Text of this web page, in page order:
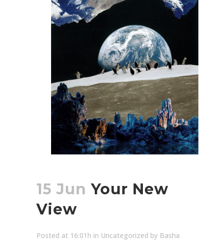
15 Jun Your New
View
Posted at 16:01h in Uncategorized by Basha